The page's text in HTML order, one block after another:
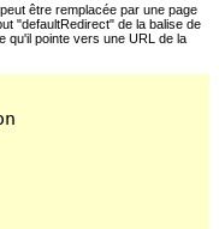
être remplacée par une page
"defaultRedirect" de la balise de
qu'il pointe vers une URL de la